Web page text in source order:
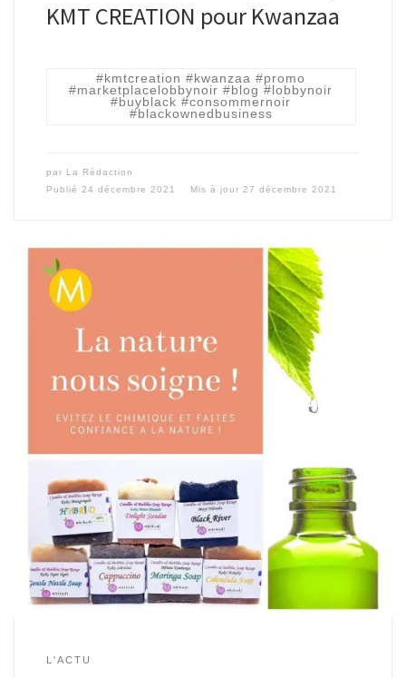
KMT CREATION pour Kwanzaa
#kmtcreation #kwanzaa #promo
#marketplacelobbynoir #blog #lobbynoir
#buyblack #consommernoir
#blackownedbusiness
par La Rédaction
Publié 24 décembre 2021 Mis à jour 27 décembre 2021
L'ACTU